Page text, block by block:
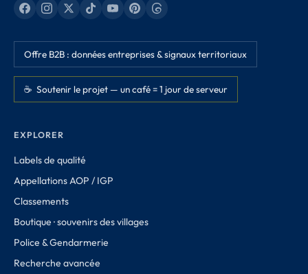
Offre B2B : données entreprises & signaux territoriaux
☕ Soutenir le projet — un café = 1 jour de serveur
EXPLORER
Labels de qualité
Appellations AOP / IGP
Classements
Boutique · souvenirs des villages
Police & Gendarmerie
Recherche avancée